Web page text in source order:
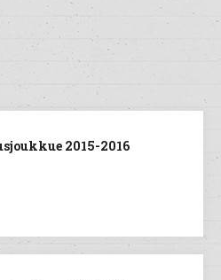
2015-2016